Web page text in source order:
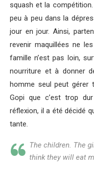
squash et la
peu à peu dans la
jour en jour. Ainsi,
revenir maquillées ne
famille n’est pas loin,
nourriture et à donner
homme seul peut gérer
Gopi que c’est trop
réflexion, il a été décidé
tante.
The children. The
think they will eat